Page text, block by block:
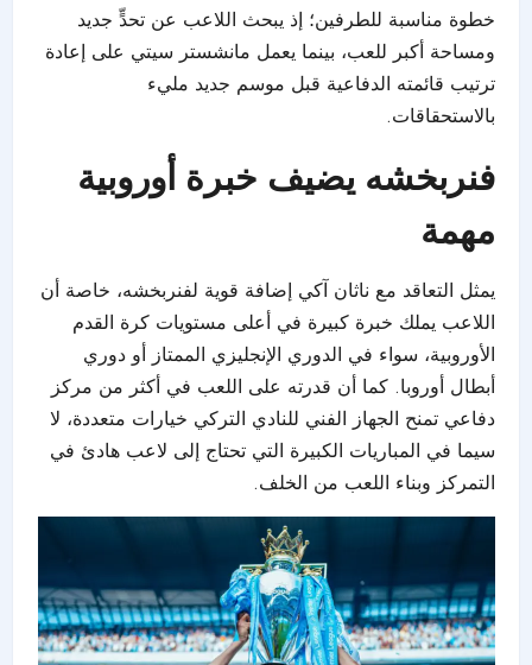
خطوة مناسبة للطرفين؛ إذ يبحث اللاعب عن تحدٍّ جديد
ومساحة أكبر للعب، بينما يعمل مانشستر سيتي على إعادة
ترتيب قائمته الدفاعية قبل موسم جديد مليء
بالاستحقاقات.
فنربخشه يضيف خبرة أوروبية
مهمة
يمثل التعاقد مع ناثان آكي إضافة قوية لفنربخشه، خاصة أن
اللاعب يملك خبرة كبيرة في أعلى مستويات كرة القدم
الأوروبية، سواء في الدوري الإنجليزي الممتاز أو دوري
أبطال أوروبا. كما أن قدرته على اللعب في أكثر من مركز
دفاعي تمنح الجهاز الفني للنادي التركي خيارات متعددة، لا
سيما في المباريات الكبيرة التي تحتاج إلى لاعب هادئ في
التمركز وبناء اللعب من الخلف.